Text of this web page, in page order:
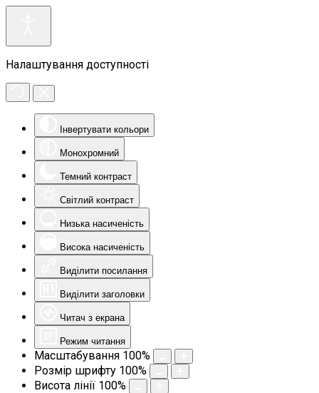
Налаштування доступності
Інвертувати кольори
Монохромний
Темний контраст
Світлий контраст
Низька насиченість
Висока насиченість
Виділити посилання
Виділити заголовки
Читач з екрана
Режим читання
Масштабування 100%
Розмір шрифту 100%
Висота лінії 100%